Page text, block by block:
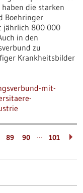
die starken
Boehringer
jährlich 800 000
in den
zu
Krankheitsbilder
mit-
89 90 … 101